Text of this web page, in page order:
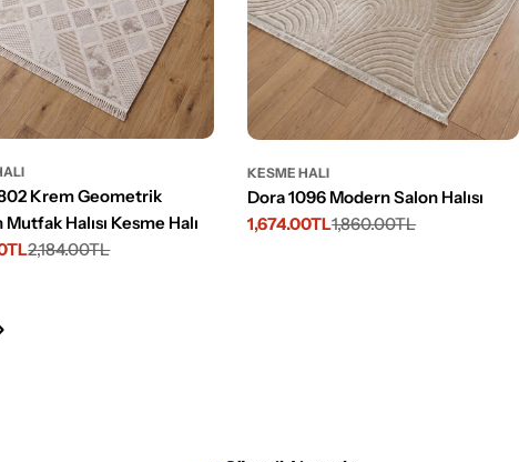
Krem Geometrik
Halısı Kesme Halı
2,184.00TL
KESME HALI
Dora 1096 Modern Salon Halısı
İndirimli
1,674.00TL
Normal
1,860.00TL